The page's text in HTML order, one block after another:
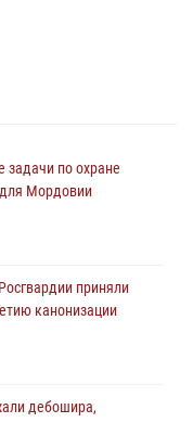
по охране
Мордовии
приняли
канонизации
дебошира,